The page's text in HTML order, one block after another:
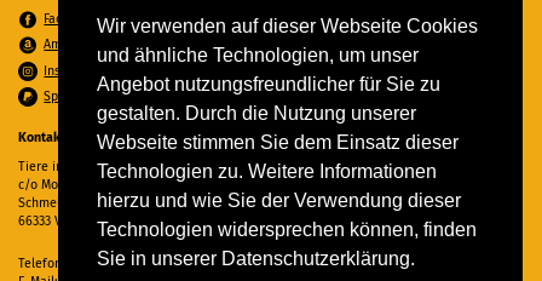
Wir verwenden auf dieser Webseite Cookies
und ähnliche Technologien, um unser
Angebot nutzungsfreundlicher für Sie zu
gestalten. Durch die Nutzung unserer
Webseite stimmen Sie dem Einsatz dieser
Technologien zu. Weitere Informationen
hierzu und wie Sie der Verwendung dieser
Technologien widersprechen können, finden
Sie in unserer Datenschutzerklärung.
Facebook
Amazon Wunschzettel
Instagram
Spenden per PayPal
Kontakt
Tiere in Not Saar e.V.
c/o Monika Ewen
Schmelzer Straße 22
66333 Völklingen
Telefon:
06898 294862